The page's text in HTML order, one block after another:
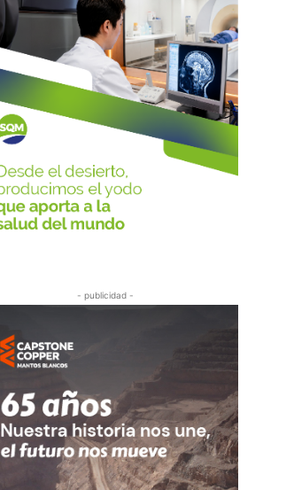
- publicidad -